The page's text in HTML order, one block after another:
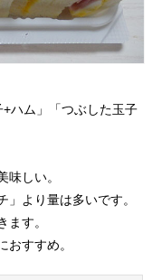
+ハム」「つぶした玉子
味しい。
より量は多いです。
ます。
すすめ。